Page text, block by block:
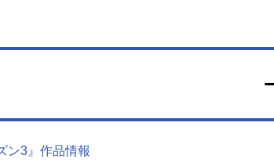
ン3』作品情報